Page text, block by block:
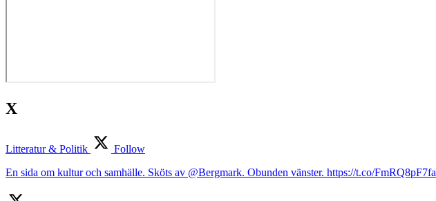
X
Litteratur & Politik
Follow
En sida om kultur och samhälle. Sköts av @Bergmark. Obunden vänster. https://t.co/FmRQ8pF7fa